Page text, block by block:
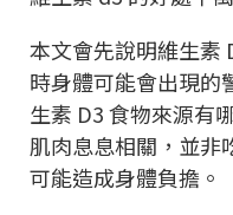
本文會先說明維生素
時身體可能會出現的
生素 D3 食物來源有
肌肉息息相關，並非
可能造成身體負擔。